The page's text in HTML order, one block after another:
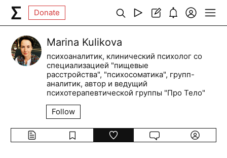
Donate
Marina Kulikova
психоаналитик, клинический психолог со
специализацией "пищевые
расстройства", "психосоматика", групп-
аналитик, автор и ведущий
психотерапевтической группы "Про Тело"
Follow